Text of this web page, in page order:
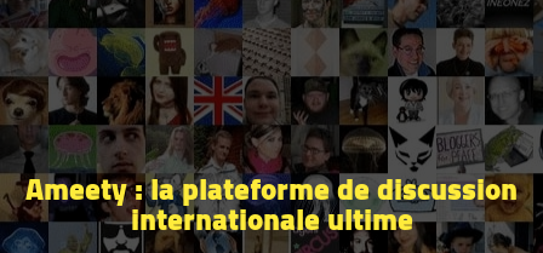
Ameety : la plateforme de discussion
internationale ultime